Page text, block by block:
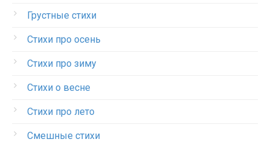
Грустные стихи
Стихи про осень
Стихи про зиму
Стихи о весне
Стихи про лето
Смешные стихи